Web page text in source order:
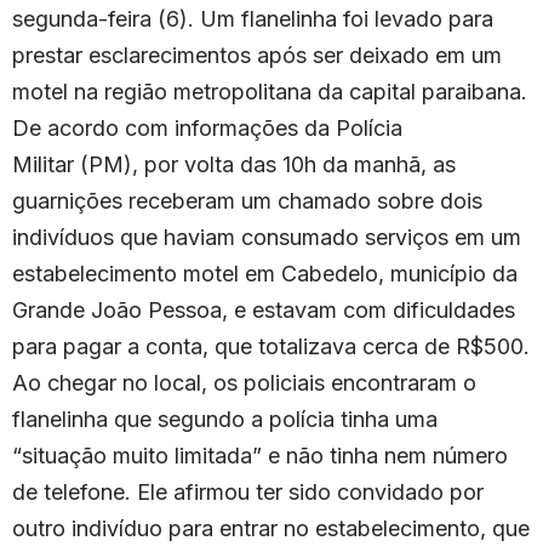
segunda-feira (6). Um flanelinha foi levado para
prestar esclarecimentos após ser deixado em um
motel na região metropolitana da capital paraibana.
De acordo com informações da Polícia
Militar (PM), por volta das 10h da manhã, as
guarnições receberam um chamado sobre dois
indivíduos que haviam consumado serviços em um
estabelecimento motel em Cabedelo, município da
Grande João Pessoa, e estavam com dificuldades
para pagar a conta, que totalizava cerca de R$500.
Ao chegar no local, os policiais encontraram o
flanelinha que segundo a polícia tinha uma
“situação muito limitada” e não tinha nem número
de telefone. Ele afirmou ter sido convidado por
outro indivíduo para entrar no estabelecimento, que